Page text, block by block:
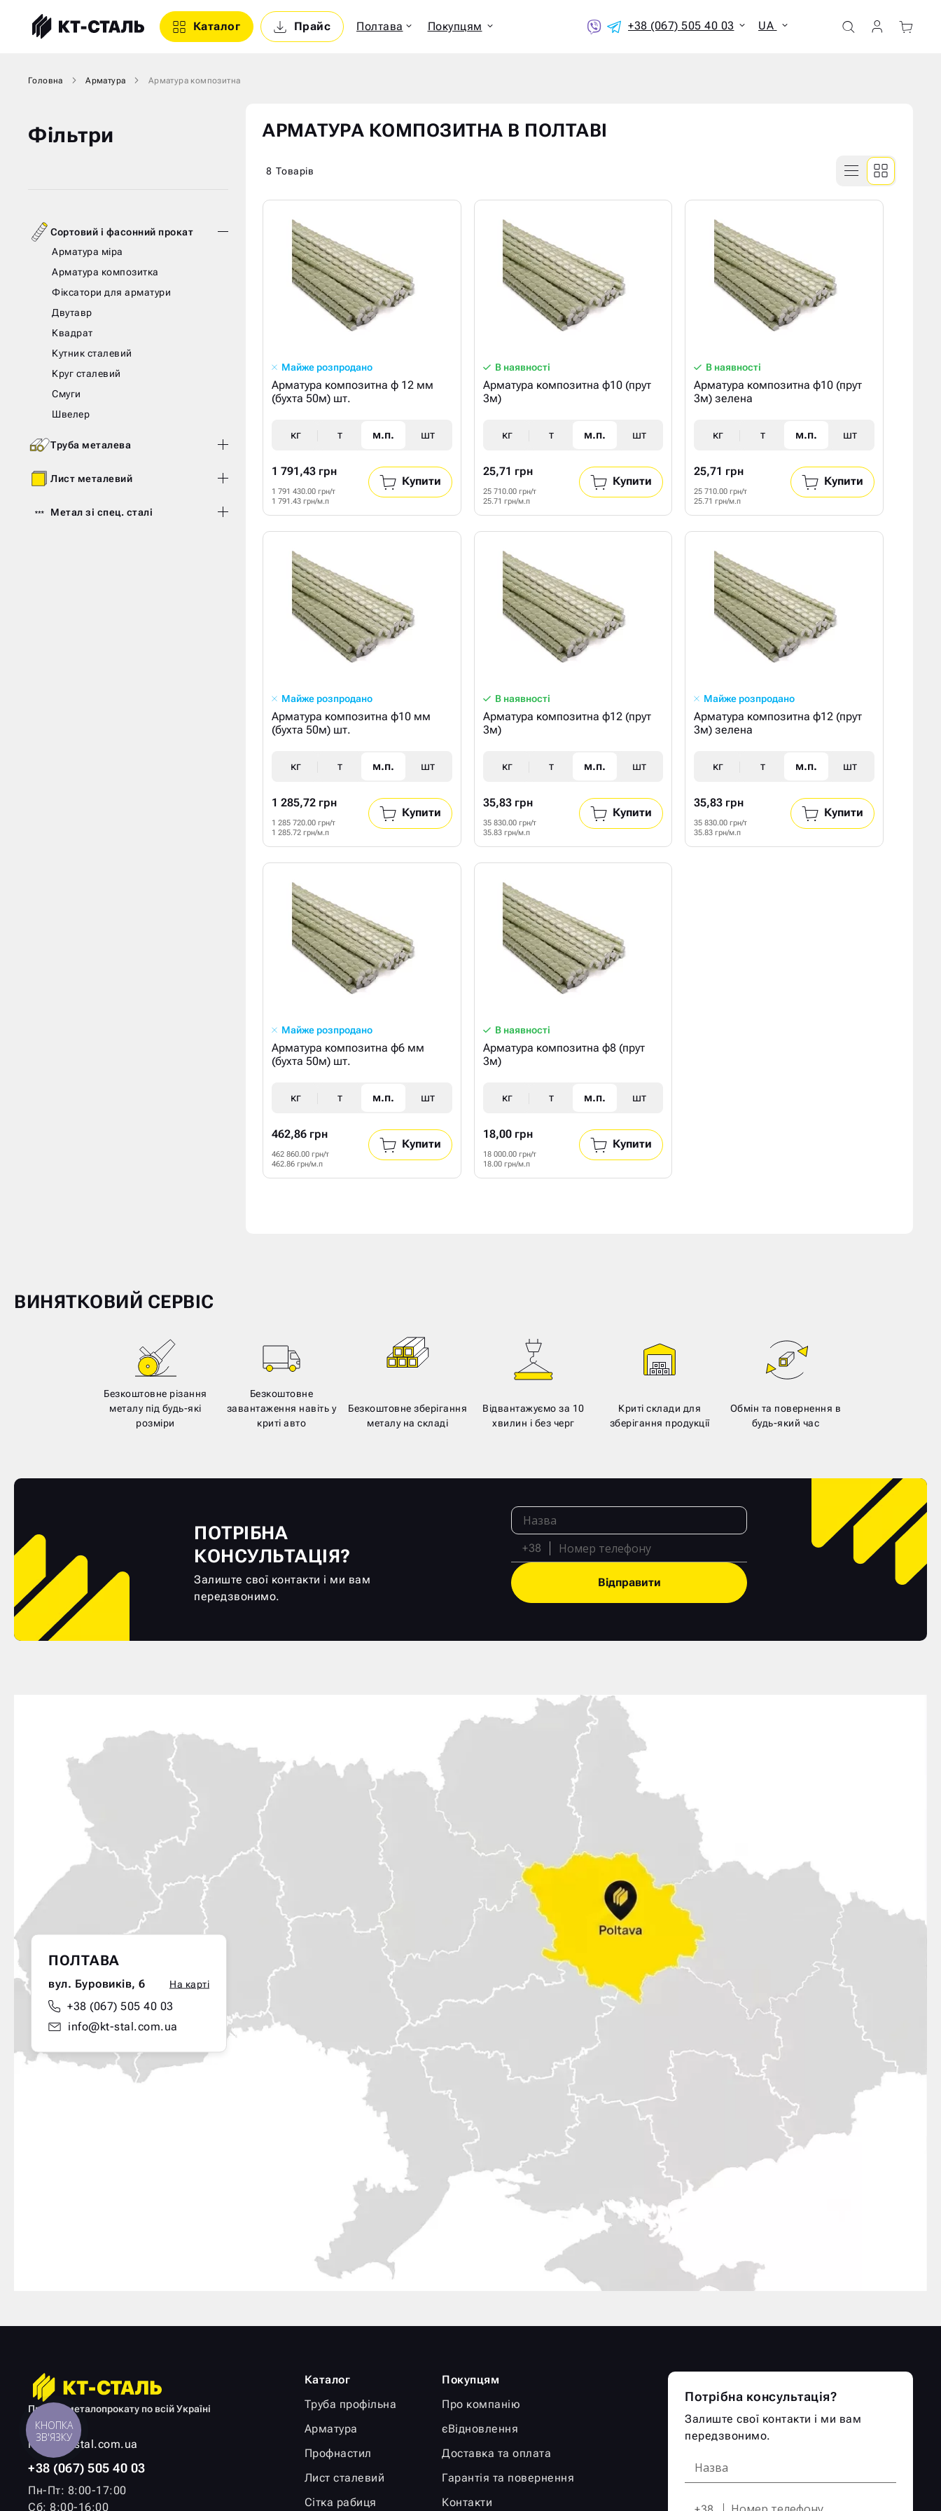
+38 (067) 505 40 03 UA
Каталог Прайс Полтава Покупцям
Головна Арматура Арматура композитна
Фільтри АРМАТУРА КОМПОЗИТНА В ПОЛТАВІ
8 Товарів
Майже розпродано
Арматура композитна ф 12 мм
(бухта 50м) шт.
кг т м.п. шт
1 791,43 грн
1 791 430.00 грн/т
1 791.43 грн/м.п
Купити
В наявності
Арматура композитна ф10 (прут
3м)
кг т м.п. шт
25,71 грн
25 710.00 грн/т
25.71 грн/м.п
Купити
В наявності
Арматура композитна ф10 (прут
3м) зелена
кг т м.п. шт
25,71 грн
25 710.00 грн/т
25.71 грн/м.п
Купити
Майже розпродано
Арматура композитна ф10 мм
(бухта 50м) шт.
кг т м.п. шт
1 285,72 грн
1 285 720.00 грн/т
1 285.72 грн/м.п
Купити
В наявності
Арматура композитна ф12 (прут
3м)
кг т м.п. шт
35,83 грн
35 830.00 грн/т
35.83 грн/м.п
Купити
Майже розпродано
Арматура композитна ф12 (прут
3м) зелена
кг т м.п. шт
35,83 грн
35 830.00 грн/т
35.83 грн/м.п
Купити
Майже розпродано
Арматура композитна ф6 мм
(бухта 50м) шт.
кг т м.п. шт
462,86 грн
462 860.00 грн/т
462.86 грн/м.п
Купити
В наявності
Арматура композитна ф8 (прут
3м)
кг т м.п. шт
18,00 грн
18 000.00 грн/т
18.00 грн/м.п
Купити
Сортовий і фасонний прокат
Арматура міра
Арматура композитка
Фіксатори для арматури
Двутавр
Квадрат
Кутник сталевий
Круг сталевий
Смуги
Швелер
Труба металева
Лист металевий
Метал зі спец. сталі
ВИНЯТКОВИЙ СЕРВІС
Безкоштовне різання
металу під будь-які
розміри
Безкоштовне
завантаження навіть у
криті авто
Безкоштовне зберігання
металу на складі
Відвантажуємо за 10
хвилин і без черг
Криті склади для
зберігання продукції
Обмін та повернення в
будь-який час
ПОТРІБНА
КОНСУЛЬТАЦІЯ?
Залиште свої контакти і ми вам
передзвонимо.
+38
Відправити
ПОЛТАВА
вул. Буровиків, 6 На карті
+38 (067) 505 40 03
info@kt-stal.com.ua
Продаж металопрокату по всій Україні
info@kt-stal.com.ua
+38 (067) 505 40 03
Пн-Пт: 8:00-17:00
Сб: 8:00-16:00
Каталог
Труба профільна
Арматура
Профнастил
Лист сталевий
Сітка рабиця
Покупцям
Про компанію
єВідновлення
Доставка та оплата
Гарантія та повернення
Контакти
Потрібна консультація?
Залиште свої контакти і ми вам
передзвонимо.
КНОПКА
ЗВ'ЯЗКУ